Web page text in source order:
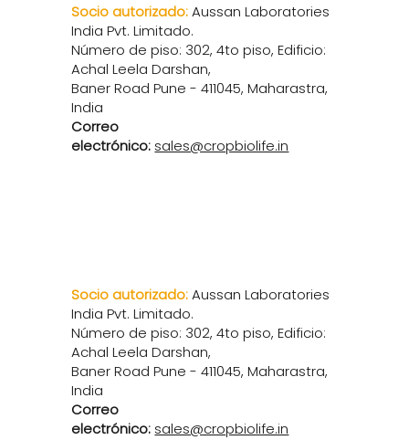
Socio autorizado: Aussan Laboratories
India Pvt. Limitado.
Número de piso: 302, 4to piso, Edificio:
Achal Leela Darshan,
Baner Road Pune - 411045, Maharastra,
India
Correo
electrónico: sales@cropbiolife.in
Socio autorizado: Aussan Laboratories
India Pvt. Limitado.
Número de piso: 302, 4to piso, Edificio:
Achal Leela Darshan,
Baner Road Pune - 411045, Maharastra,
India
Correo
electrónico: sales@cropbiolife.in